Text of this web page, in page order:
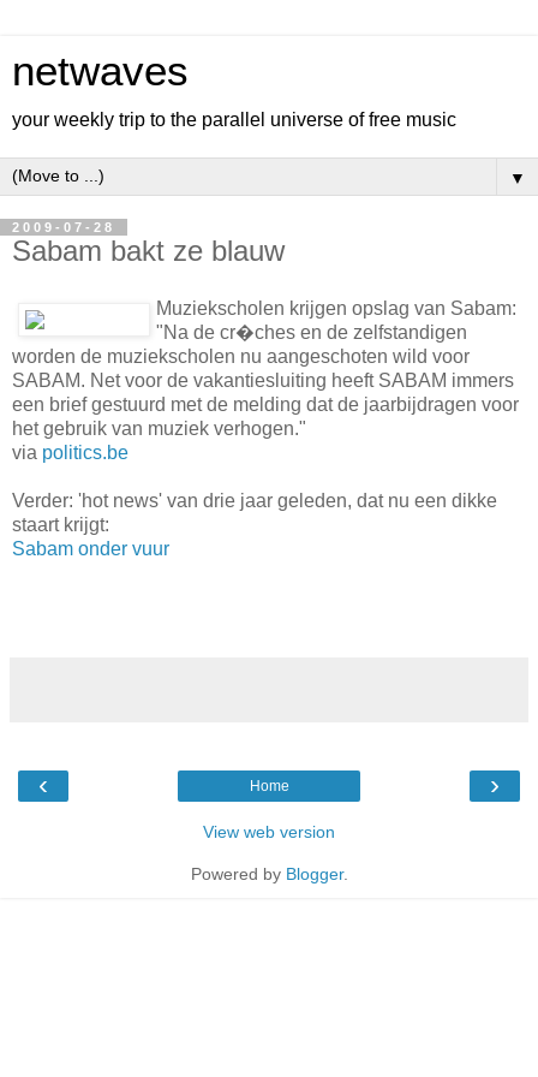
netwaves
your weekly trip to the parallel universe of free music
▼
2009-07-28
Sabam bakt ze blauw
Muziekscholen krijgen opslag van Sabam:
"Na de cr�ches en de zelfstandigen
worden de muziekscholen nu aangeschoten wild voor
SABAM. Net voor de vakantiesluiting heeft SABAM immers
een brief gestuurd met de melding dat de jaarbijdragen voor
het gebruik van muziek verhogen."
via politics.be
Verder: 'hot news' van drie jaar geleden, dat nu een dikke
staart krijgt:
Sabam onder vuur
‹ ›
Home
View web version
Powered by Blogger.